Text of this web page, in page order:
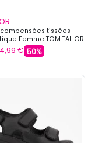
tissées
Femme TOM TAILOR
€ 50%